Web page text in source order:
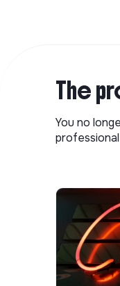
The
You no